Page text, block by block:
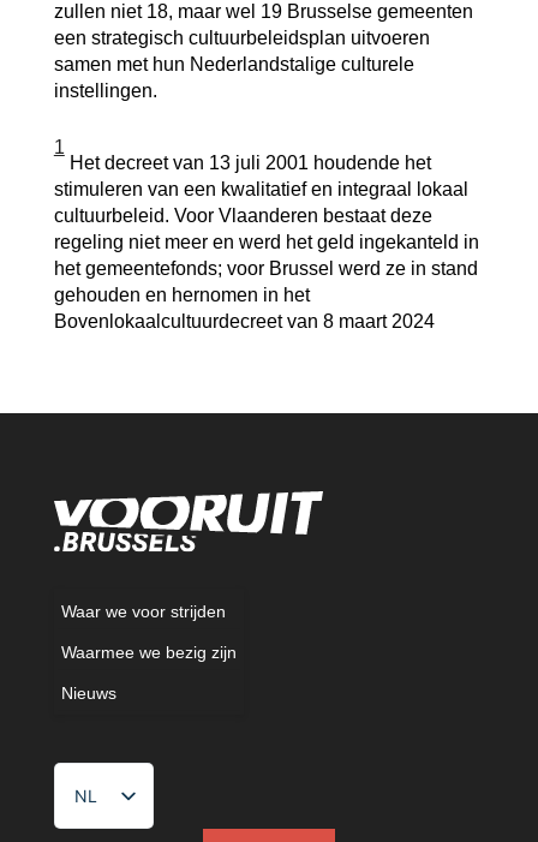
zullen niet 18, maar wel 19 Brusselse gemeenten
een strategisch cultuurbeleidsplan uitvoeren
samen met hun Nederlandstalige culturele
instellingen. ​
1
Het decreet van 13 juli 2001 houdende het
stimuleren van een kwalitatief en integraal lokaal
cultuurbeleid. Voor Vlaanderen bestaat deze
regeling niet meer en werd het geld ingekanteld in
het gemeentefonds; voor Brussel werd ze in stand
gehouden en hernomen in het
Bovenlokaalcultuurdecreet van 8 maart 2024 ​
Waar we voor strijden
Waarmee we bezig zijn
Nieuws
NL
FR